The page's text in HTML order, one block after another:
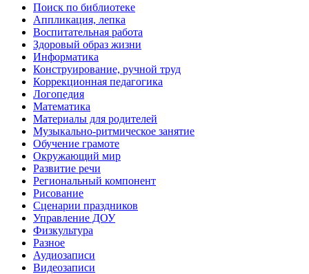
Поиск по библиотеке
Аппликация, лепка
Воспитательная работа
Здоровый образ жизни
Информатика
Конструирование, ручной труд
Коррекционная педагогика
Логопедия
Математика
Материалы для родителей
Музыкально-ритмическое занятие
Обучение грамоте
Окружающий мир
Развитие речи
Региональный компонент
Рисование
Сценарии праздников
Управление ДОУ
Физкультура
Разное
Аудиозаписи
Видеозаписи